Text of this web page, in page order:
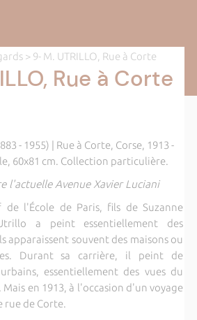
> 9- M. UTRILLO, Rue à Corte
Rue à Corte
- 1955) | Rue à Corte, Corse, 1913 -
60x81 cm. Collection particulière.
l'actuelle Avenue Xavier Luciani
de l'École de Paris, fils de Suzanne
a peint essentiellement des
apparaissent souvent des maisons ou
Durant sa carrière, il peint de
essentiellement des vues du
en 1913, à l'occasion d'un voyage
rue de Corte.